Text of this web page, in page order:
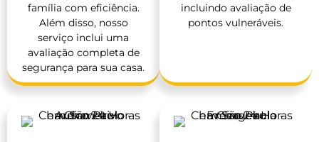
família com eficiência.
Além disso, nosso
serviço inclui uma
avaliação completa de
segurança para sua casa.
incluindo avaliação de
pontos vulneráveis.